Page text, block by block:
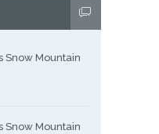
Snow Mountain
Snow Mountain